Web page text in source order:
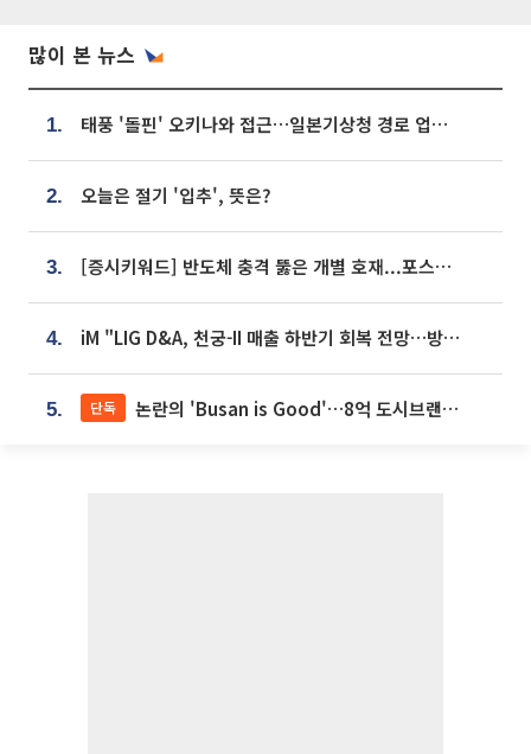
많이 본 뉴스
1. 태풍 '돌핀' 오키나와 접근…일본기상청 경로 업데이트
2. 오늘은 절기 '입추', 뜻은?
3. [증시키워드] 반도체 충격 뚫은 개별 호재...포스코퓨처엠·에코프로·한화솔루션 '눈길'
4. iM "LIG D&A, 천궁-II 매출 하반기 회복 전망…방산 톱픽 유지"
5. 단독 논란의 'Busan is Good'…8억 도시브랜드, 용산 대통령실 CI 업체가 수행